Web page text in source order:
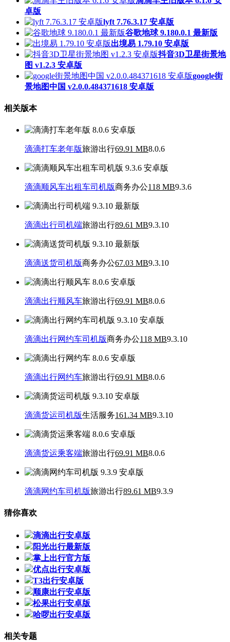
卓版
lyft 7.76.3.17 安卓版
谷歌地球 9.180.0.1 最新版
出境易 1.79.10 安卓版
抖音3D卫星街景地
图 v1.2.3 安卓版
google街
景地图中国 v2.0.0.484371618 安卓版
相关版本
滴滴打车老年版旅游出行69.91 MB8.0.6
滴滴顺风车出租车司机版商务办公118 MB9.3.6
滴滴出行司机端旅游出行89.61 MB9.3.10
滴滴送货司机版商务办公67.03 MB9.3.10
滴滴出行顺风车旅游出行69.91 MB8.0.6
滴滴出行网约车司机版商务办公118 MB9.3.10
滴滴出行网约车旅游出行69.91 MB8.0.6
滴滴货运司机版生活服务161.34 MB9.3.10
滴滴货运乘客端旅游出行69.91 MB8.0.6
滴滴网约车司机版旅游出行89.61 MB9.3.9
猜你喜欢
滴滴出行安卓版
阳光出行最新版
掌上出行官方版
优点出行安卓版
T3出行安卓版
顺康出行安卓版
松果出行安卓版
哈啰出行安卓版
相关专题